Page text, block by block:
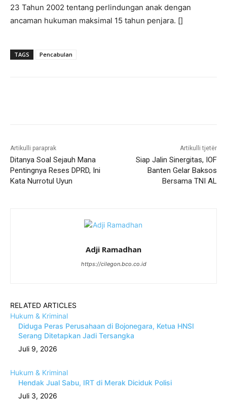
23 Tahun 2002 tentang perlindungan anak dengan
ancaman hukuman maksimal 15 tahun penjara. []
TAGS Pencabulan
Artikulli paraprak
Ditanya Soal Sejauh Mana
Pentingnya Reses DPRD, Ini
Kata Nurrotul Uyun
Artikulli tjetër
Siap Jalin Sinergitas, IOF
Banten Gelar Baksos
Bersama TNI AL
Adji Ramadhan
https://cilegon.bco.co.id
RELATED ARTICLES
Hukum & Kriminal
Diduga Peras Perusahaan di Bojonegara, Ketua HNSI
Serang Ditetapkan Jadi Tersangka
Juli 9, 2026
Hukum & Kriminal
Hendak Jual Sabu, IRT di Merak Diciduk Polisi
Juli 3, 2026